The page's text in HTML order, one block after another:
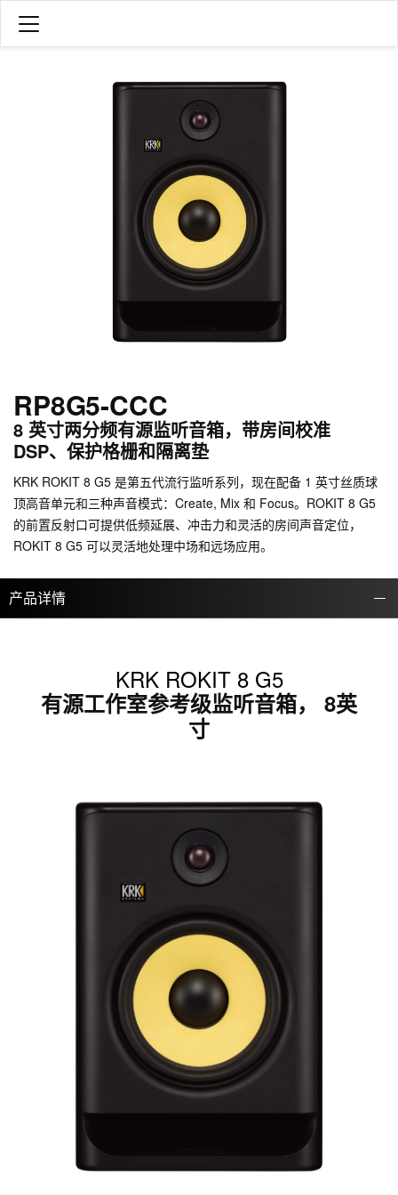
RP8G5-CCC
8 英寸两分频有源监听音箱，带房间校准
DSP、保护格栅和隔离垫
KRK ROKIT 8 G5 是第五代流行监听系列，现在配备 1 英寸丝质球
顶高音单元和三种声音模式：Create, Mix 和 Focus。ROKIT 8 G5
的前置反射口可提供低频延展、冲击力和灵活的房间声音定位，
ROKIT 8 G5 可以灵活地处理中场和远场应用。
产品详情
KRK ROKIT 8 G5
有源工作室参考级监听音箱， 8英
寸